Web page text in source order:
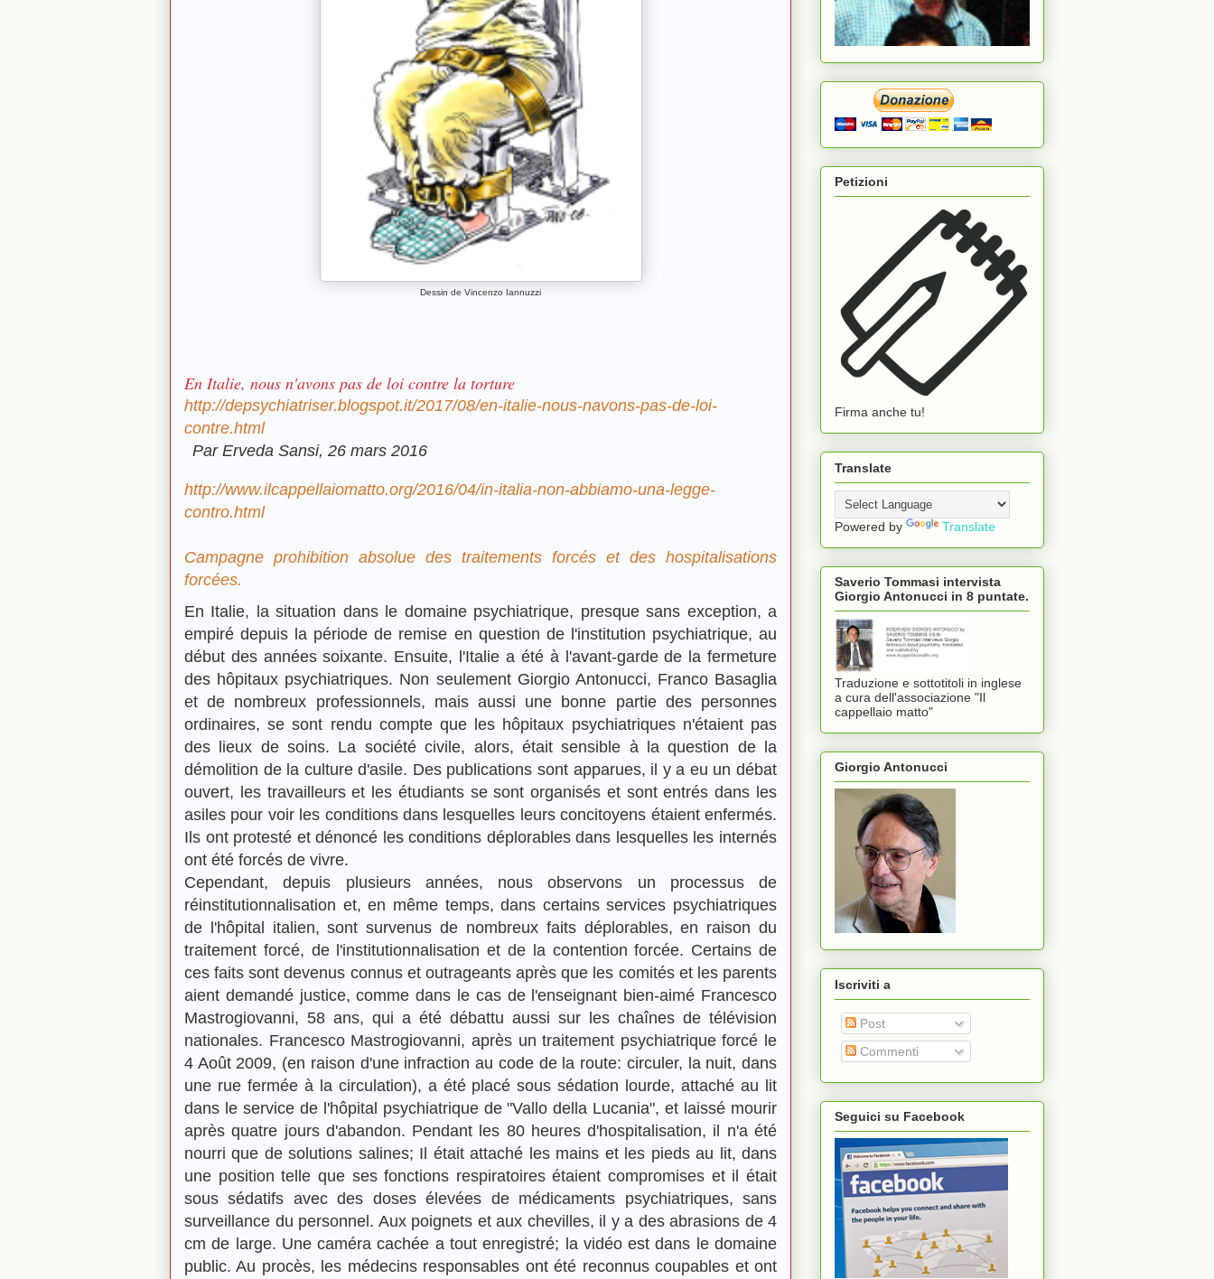
Dessin de Vincenzo Iannuzzi
En Italie, nous n'avons pas de loi contre la torture
http://depsychiatriser.blogspot.it/2017/08/en-italie-nous-navons-pas-de-loi-
contre.html
Par Erveda Sansi, 26 mars 2016
http://www.ilcappellaiomatto.org/2016/04/in-italia-non-abbiamo-una-legge-
contro.html
Campagne prohibition absolue des traitements forcés et des hospitalisations
forcées.
En Italie, la situation dans le domaine psychiatrique, presque sans exception, a
empiré depuis la période de remise en question de l'institution psychiatrique, au
début des années soixante. Ensuite, l'Italie a été à l'avant-garde de la fermeture
des hôpitaux psychiatriques. Non seulement Giorgio Antonucci, Franco Basaglia
et de nombreux professionnels, mais aussi une bonne partie des personnes
ordinaires, se sont rendu compte que les hôpitaux psychiatriques n'étaient pas
des lieux de soins. La société civile, alors, était sensible à la question de la
démolition de la culture d'asile. Des publications sont apparues, il y a eu un débat
ouvert, les travailleurs et les étudiants se sont organisés et sont entrés dans les
asiles pour voir les conditions dans lesquelles leurs concitoyens étaient enfermés.
Ils ont protesté et dénoncé les conditions déplorables dans lesquelles les internés
ont été forcés de vivre.
Cependant, depuis plusieurs années, nous observons un processus de
réinstitutionnalisation et, en même temps, dans certains services psychiatriques
de l'hôpital italien, sont survenus de nombreux faits déplorables, en raison du
traitement forcé, de l'institutionnalisation et de la contention forcée. Certains de
ces faits sont devenus connus et outrageants après que les comités et les parents
aient demandé justice, comme dans le cas de l'enseignant bien-aimé Francesco
Mastrogiovanni, 58 ans, qui a été débattu aussi sur les chaînes de télévision
nationales. Francesco Mastrogiovanni, après un traitement psychiatrique forcé le
4 Août 2009, (en raison d'une infraction au code de la route: circuler, la nuit, dans
une rue fermée à la circulation), a été placé sous sédation lourde, attaché au lit
dans le service de l'hôpital psychiatrique de "Vallo della Lucania", et laissé mourir
après quatre jours d'abandon. Pendant les 80 heures d'hospitalisation, il n'a été
nourri que de solutions salines; Il était attaché les mains et les pieds au lit, dans
une position telle que ses fonctions respiratoires étaient compromises et il était
sous sédatifs avec des doses élevées de médicaments psychiatriques, sans
surveillance du personnel. Aux poignets et aux chevilles, il y a des abrasions de 4
cm de large. Une caméra cachée a tout enregistré; la vidéo est dans le domaine
public. Au procès, les médecins responsables ont été reconnus coupables et ont
Petizioni
Firma anche tu!
Translate
Powered by Translate
Saverio Tommasi intervista
Giorgio Antonucci in 8 puntate.
Traduzione e sottotitoli in inglese
a cura dell'associazione "Il
cappellaio matto"
Giorgio Antonucci
Iscriviti a
Post
Commenti
Seguici su Facebook